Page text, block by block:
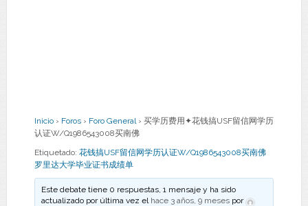
Inicio › Foros › Foro General › 买学历费用✦花钱搞USF留信网学历
认证W/Q1986543008买南佛
Etiquetado: 花钱搞USF留信网学历认证W/Q1986543008买南佛
罗里达大学毕业证书成绩单
Este debate tiene 0 respuestas, 1 mensaje y ha sido
actualizado por última vez el hace 3 años, 9 meses por